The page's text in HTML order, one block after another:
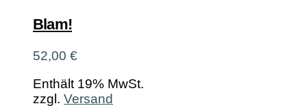
gewählt
Blam!
52,00 €
Enthält 19% MwSt.
zzgl. Versand